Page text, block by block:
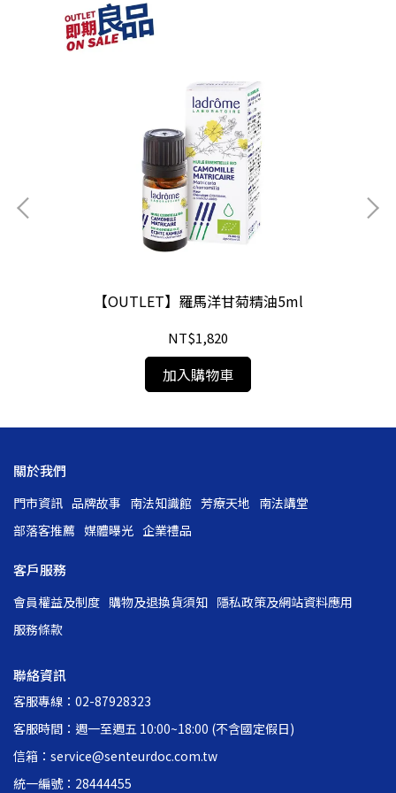
【OUTLET】羅馬洋甘菊精油5ml
NT$1,820
加入購物車
關於我們
門市資訊 品牌故事 南法知識館 芳療天地 南法講堂
部落客推薦 媒體曝光 企業禮品
客戶服務
會員權益及制度 購物及退換貨須知 隱私政策及網站資料應用
服務條款
聯絡資訊
客服專線：02-87928323
客服時間：週一至週五 10:00~18:00 (不含國定假日)
信箱：service@senteurdoc.com.tw
統一編號：28444455